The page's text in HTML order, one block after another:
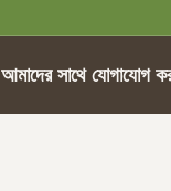
আমাদের সাথে যোগাযোগ